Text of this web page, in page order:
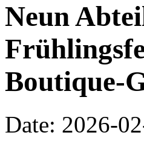
Neun
Boutique-
Date: 2026-